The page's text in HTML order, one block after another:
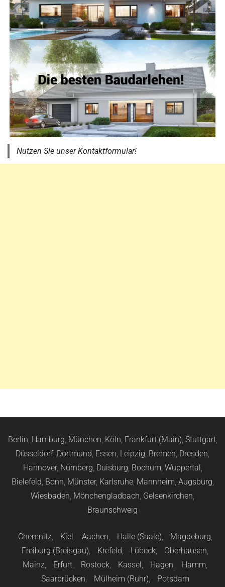
Nutzen Sie unser Kontaktformular!
Berlin, Hamburg, München, Köln, Frankfurt (Main), Stuttgart,
Düsseldorf, Dortmund, Essen, Leipzig, Bremen, Dresden,
Hannover, Nürnberg, Duisburg, Bochum, Wuppertal,
Bielefeld, Bonn, Münster, Karlsruhe, Mannheim, Augsburg,
Wiesbaden, Mönchengladbach, Gelsenkirchen,
Braunschweig
Chemnitz, Kiel, Aachen, Halle (Saale), Magdeburg,
Freiburg (Breisgau), Krefeld, Lübeck, Oberhausen,
Mainz, Erfurt, Rostock, Kassel, Hagen, Hamm,
Saarbrücken, Mülheim (Ruhr), Potsdam